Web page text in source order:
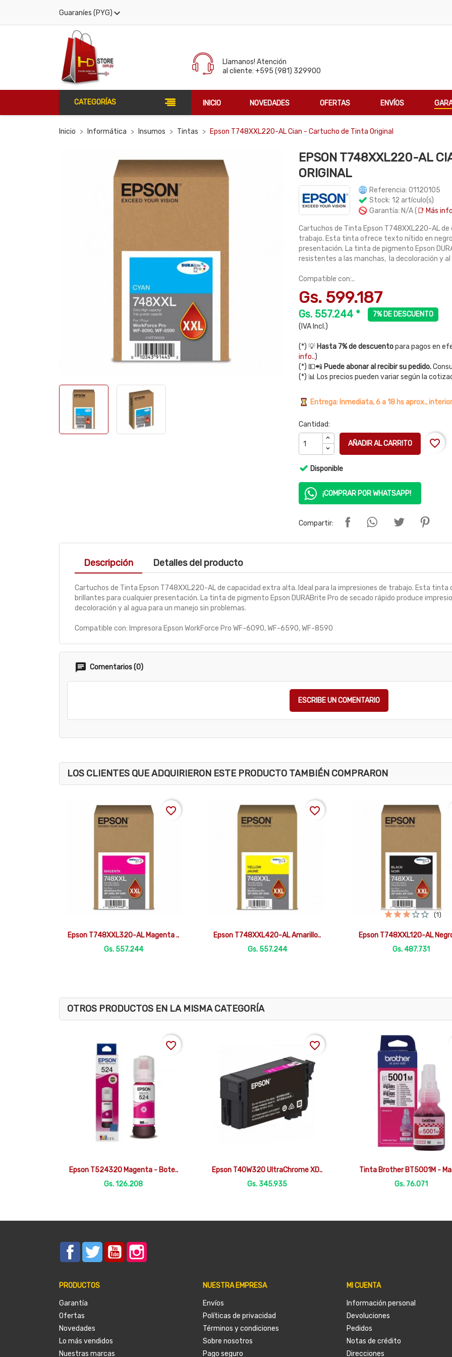
Guaraníes (PYG)
Llamanos! Atención
al cliente: +595 (981) 329900
CATEGORÍAS INICIO NOVEDADES OFERTAS ENVÍOS
Inicio Informática Insumos Tintas Epson T748XXL220-AL Cian - Cartucho de Tinta Original
EPSON T748XXL220-AL
ORIGINAL
Referencia: 01120105
Stock: 12 artículo(s)
Garantía: N/A (📑 Más
Cartuchos de Tinta Epson T748XXL220-AL
trabajo. Esta tinta ofrece texto nítido en
presentación. La tinta de pigmento Epson
resistentes a las manchas, la decoloración y
Compatible con:..
Gs. 599.187
Gs. 557.244 *
7% DE DESCUENTO
(IVA Incl.)
(*) 💡 Hasta 7% de descuentopara pagos en
info..)
(*) 💵📲 Puede abonar al recibir su pedido.
(*) 📊 Los precios pueden variar según la
Entrega: Inmediata, 6 a 18 hs aprox.,
Cantidad:
AÑADIR AL CARRITO favorite_border
Disponible
¡COMPRAR POR WHATSAPP!
Compartir:
Descripción Detalles del producto
Cartuchos de Tinta Epson T748XXL220-AL de capacidad extra alta. Ideal para la impresiones de trabajo. Esta
brillantes para cualquier presentación. La tinta de pigmento Epson DURABrite Pro de secado rápido produce
decoloración y al agua para un manejo sin problemas.
Compatible con: Impresora Epson WorkForce Pro WF-6090, WF-6590, WF-8590
Comentarios (0)
ESCRIBE UN COMENTARIO
LOS CLIENTES QUE ADQUIRIERON ESTE PRODUCTO TAMBIÉN COMPRARON
Vista rápida
Epson T748XXL320-AL Magenta ..
Gs. 557.244
favorite_border
Vista rápida
Epson T748XXL420-AL Amarillo..
Gs. 557.244
favorite_border
Vista rápida
Epson T748XXL120-AL
Gs. 487.731
(1)
OTROS PRODUCTOS EN LA MISMA CATEGORÍA
Vista rápida
Epson T524320 Magenta - Bote..
Gs. 126.208
favorite_border
Vista rápida
Epson T40W320 UltraChrome XD..
Gs. 345.935
favorite_border
Vista rápida
Tinta Brother BT5001M -
Gs. 76.071
FacebookTwitterYouTube
PRODUCTOS
Garantía
Ofertas
Novedades
Lo más vendidos
Nuestras marcas
NUESTRA EMPRESA
Envíos
Políticas de privacidad
Términos y condiciones
Sobre nosotros
Pago seguro
MI CUENTA
Información personal
Devoluciones
Pedidos
Notas de crédito
Direcciones